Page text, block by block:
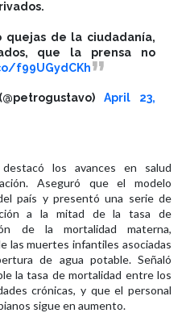
quejas de la ciudadanía,
que la prensa no
f99UGydCKh
April 23,
los avances en salud
Aseguró que el modelo
país y presentó una serie de
a la mitad de la tasa de
de la mortalidad materna,
las muertes infantiles asociadas
de agua potable. Señaló
la tasa de mortalidad entre los
crónicas, y que el personal
sigue en aumento.